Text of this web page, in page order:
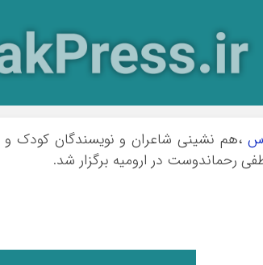
،هم نشینی شاعران و نویسندگان کودک
رحماندوست در ارومیه برگزار شد.